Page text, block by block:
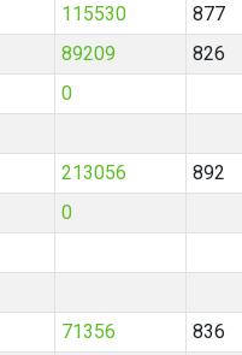
115530 877
89209 826
0
213056 892
0
71356 836